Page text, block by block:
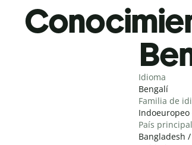
Idioma
Bengalí
Familia de
País principal
Bangladesh